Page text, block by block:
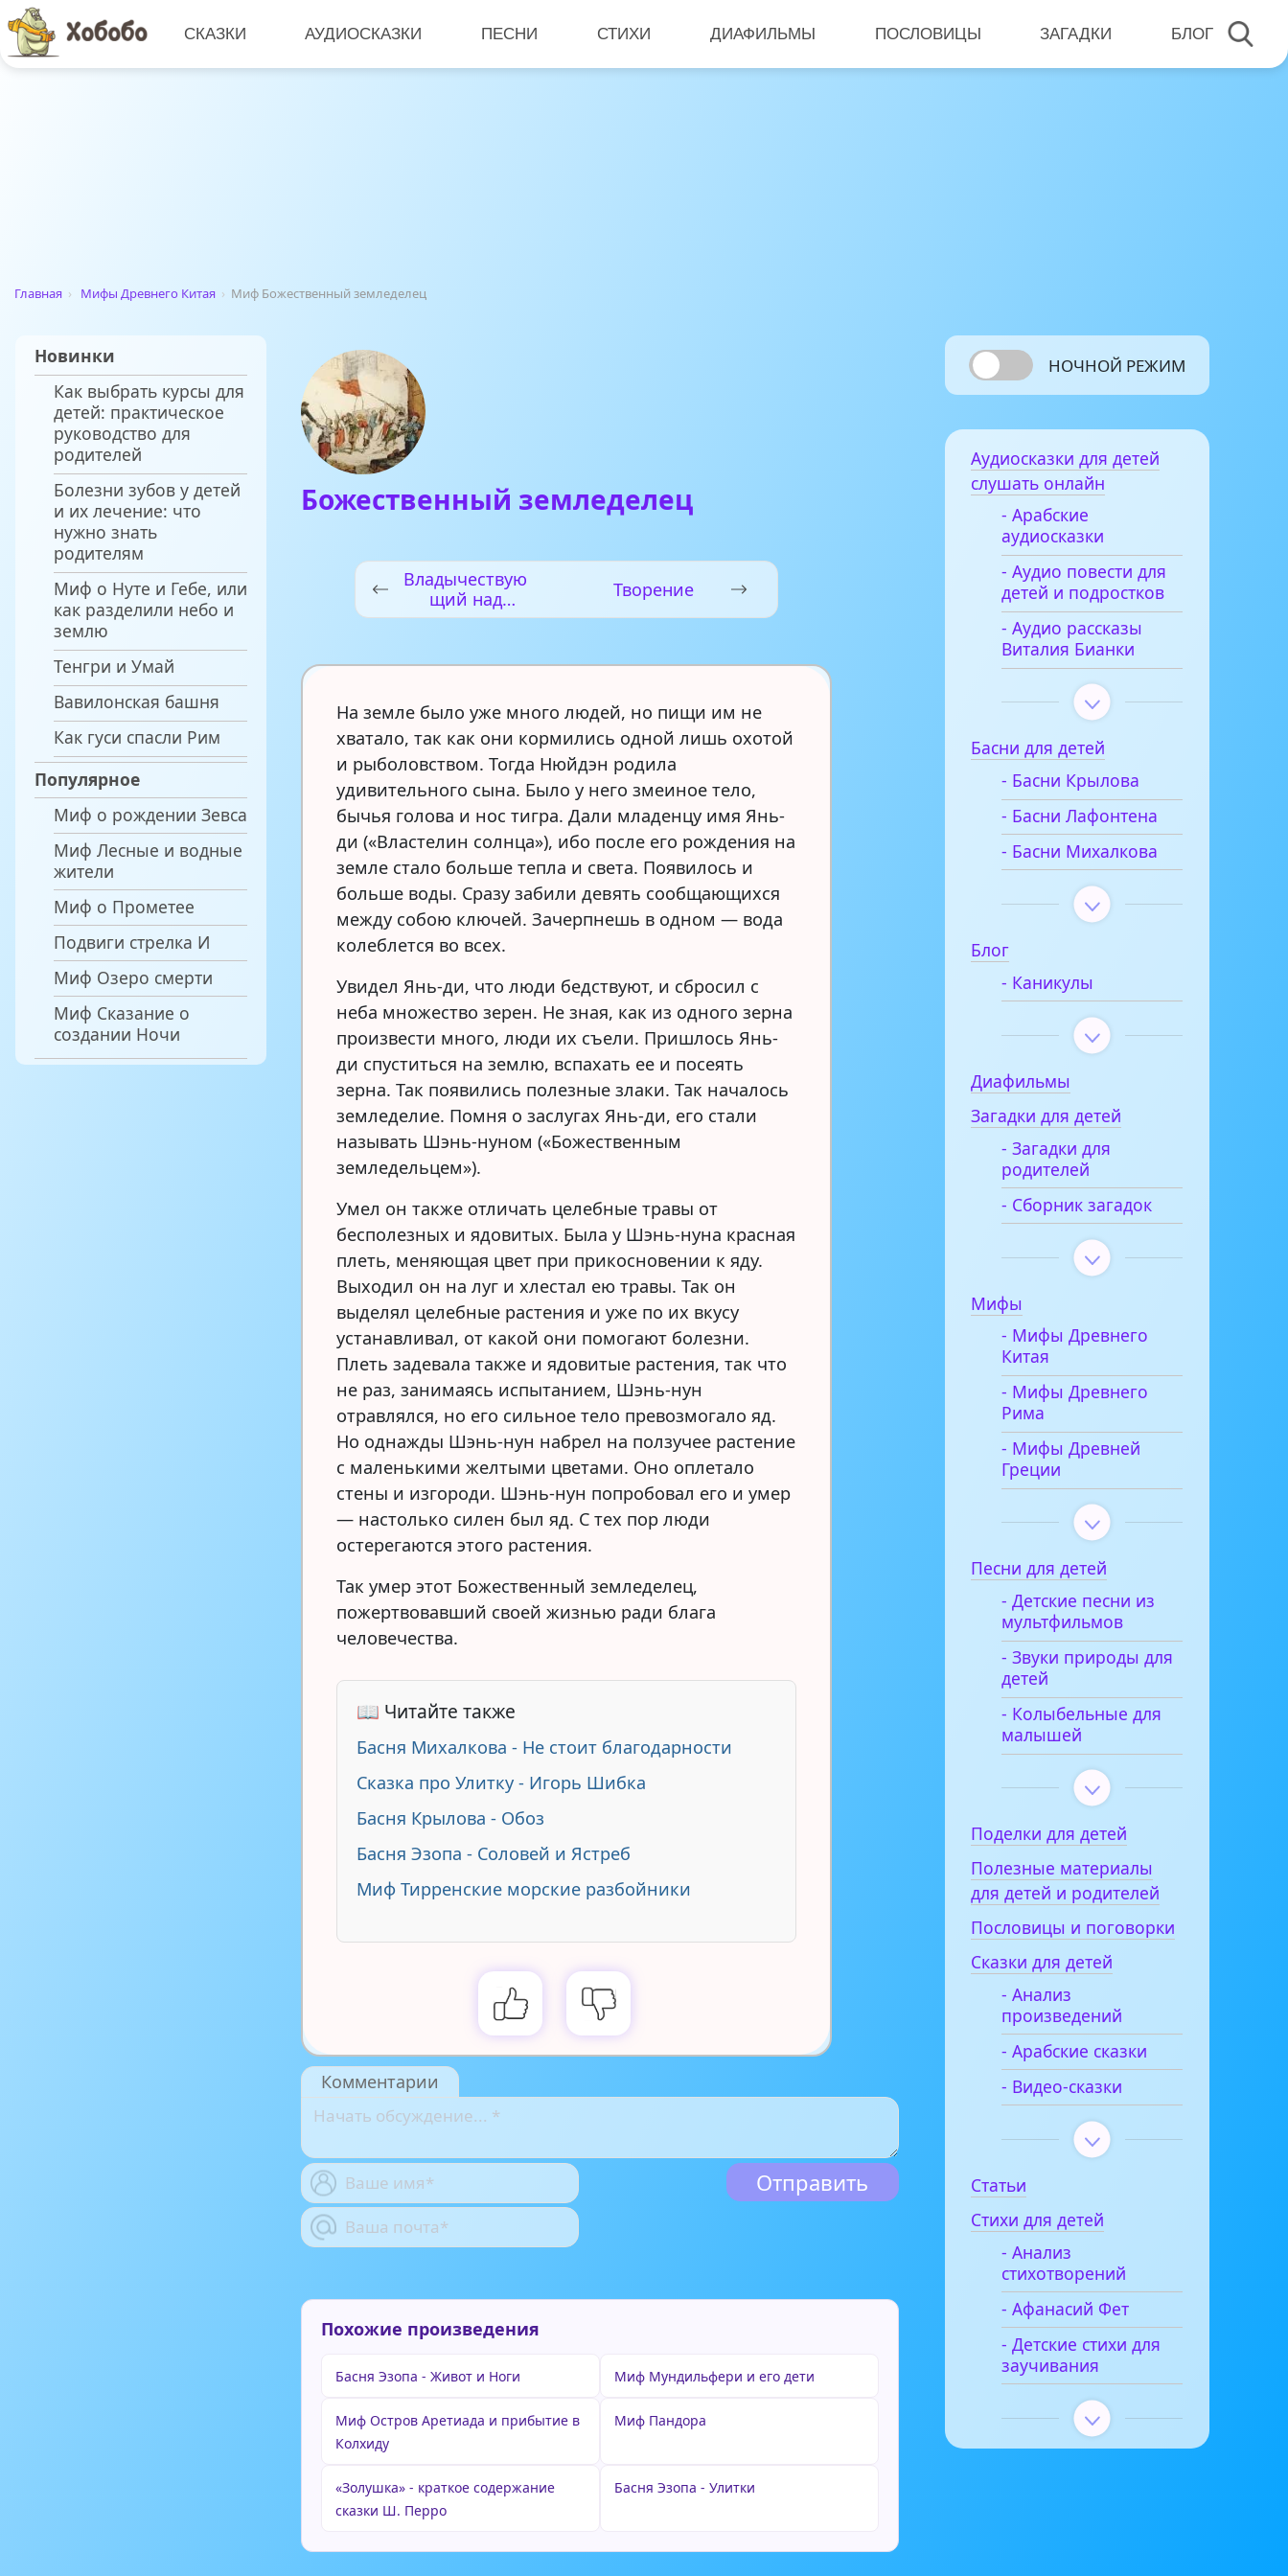
СКАЗКИ АУДИОСКАЗКИ ПЕСНИ СТИХИ ДИАФИЛЬМЫ ПОСЛОВИЦЫ ЗАГАДКИ БЛОГ
Главная › Мифы Древнего Китая › Миф Божественный земледелец
Новинки
Как выбрать курсы для
детей: практическое
руководство для
родителей
Болезни зубов у детей
и их лечение: что
нужно знать
родителям
Миф о Нуте и Гебе, или
как разделили небо и
землю
Тенгри и Умай
Вавилонская башня
Как гуси спасли Рим
Популярное
Миф о рождении Зевса
Миф Лесные и водные
жители
Миф о Прометее
Подвиги стрелка И
Миф Озеро смерти
Миф Сказание о
создании Ночи
Божественный земледелец
Владычествую
щий над
просом
Творение
На земле было уже много людей, но пищи им не
хватало, так как они кормились одной лишь охотой
и рыболовством. Тогда Нюйдэн родила
удивительного сына. Было у него змеиное тело,
бычья голова и нос тигра. Дали младенцу имя Янь-
ди («Властелин солнца»), ибо после его рождения на
земле стало больше тепла и света. Появилось и
больше воды. Сразу забили девять сообщающихся
между собою ключей. Зачерпнешь в одном — вода
колеблется во всех.
Увидел Янь-ди, что люди бедствуют, и сбросил с
неба множество зерен. Не зная, как из одного зерна
произвести много, люди их съели. Пришлось Янь-
ди спуститься на землю, вспахать ее и посеять
зерна. Так появились полезные злаки. Так началось
земледелие. Помня о заслугах Янь-ди, его стали
называть Шэнь-нуном («Божественным
земледельцем»).
Умел он также отличать целебные травы от
бесполезных и ядовитых. Была у Шэнь-нуна красная
плеть, меняющая цвет при прикосновении к яду.
Выходил он на луг и хлестал ею травы. Так он
выделял целебные растения и уже по их вкусу
устанавливал, от какой они помогают болезни.
Плеть задевала также и ядовитые растения, так что
не раз, занимаясь испытанием, Шэнь-нун
отравлялся, но его сильное тело превозмогало яд.
Но однажды Шэнь-нун набрел на ползучее растение
с маленькими желтыми цветами. Оно оплетало
стены и изгороди. Шэнь-нун попробовал его и умер
— настолько силен был яд. С тех пор люди
остерегаются этого растения.
Так умер этот Божественный земледелец,
пожертвовавший своей жизнью ради блага
человечества.
📖 Читайте также
Басня Михалкова - Не стоит благодарности
Сказка про Улитку - Игорь Шибка
Басня Крылова - Обоз
Басня Эзопа - Соловей и Ястреб
Миф Тирренские морские разбойники
Комментарии
Похожие произведения
Басня Эзопа - Живот и Ноги Миф Мундильфери и его дети
Миф Остров Аретиада и прибытие в
Колхиду
Миф Пандора
«Золушка» - краткое содержание
сказки Ш. Перро
Басня Эзопа - Улитки
НОЧНОЙ РЕЖИМ
Аудиосказки для детей
слушать онлайн
- Арабские
аудиосказки
- Аудио повести для
детей и подростков
- Аудио рассказы
Виталия Бианки
Басни для детей
- Басни Крылова
- Басни Лафонтена
- Басни Михалкова
Блог
- Каникулы
Диафильмы
Загадки для детей
- Загадки для
родителей
- Сборник загадок
Мифы
- Мифы Древнего
Китая
- Мифы Древнего
Рима
- Мифы Древней
Греции
Песни для детей
- Детские песни из
мультфильмов
- Звуки природы для
детей
- Колыбельные для
малышей
Поделки для детей
Полезные материалы
для детей и родителей
Пословицы и поговорки
Сказки для детей
- Анализ
произведений
- Арабские сказки
- Видео-сказки
Статьи
Стихи для детей
- Анализ
стихотворений
- Афанасий Фет
- Детские стихи для
заучивания